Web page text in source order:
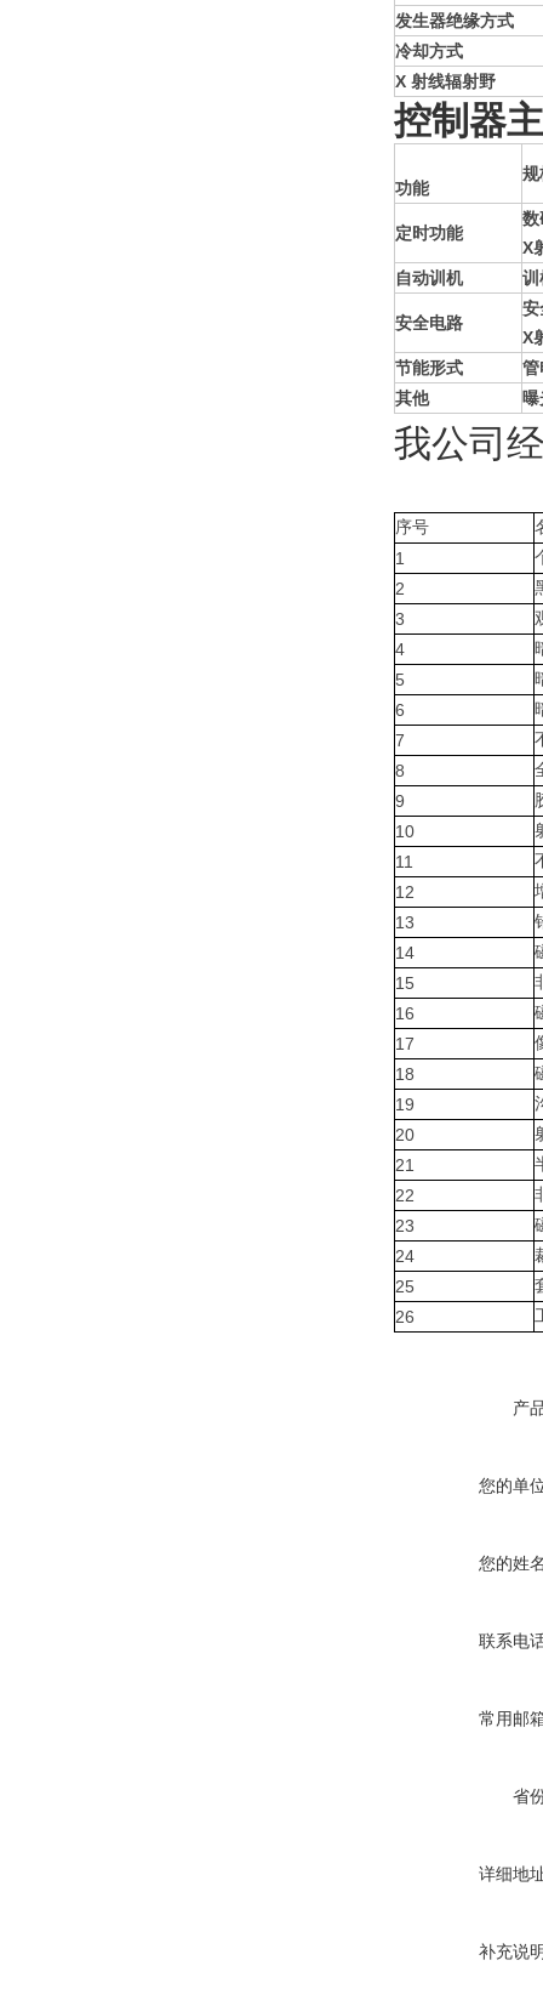
发生器绝缘方式
冷却方式
X 射线辐射野
控制器
功能
规
定时功能
数
X
自动训机
训
安全电路
安
X
节能形式
管
其他
曝
我公司
序号
1
2
3
4
5
6
7
8
9
10
11
12
13
14
15
16
17
18
19
20
21
22
23
24
25
26
产
您的单
您的姓
联系电
常用邮
省
详细地
补充说